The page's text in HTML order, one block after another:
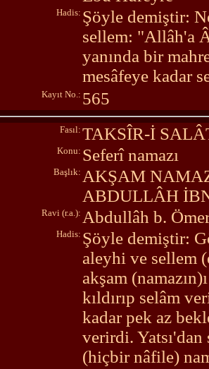
Hadis: Şöyle demiştir:
sellem: "Allâh'a
yanında bir
mesâfeye kadar
Kayıt No.: 565
Fasıl: TAKSÎR-İ
Konu: Seferî namazı
Başlık: AKŞAM
ABDULLÂH
Ravi (r.a.): Abdullâh b.
Hadis: Şöyle demiştir:
aleyhi ve sellem
akşam
kıldırıp selâm
kadar pek az
verirdi. Yatsı'dan
(hiçbir nâfile)